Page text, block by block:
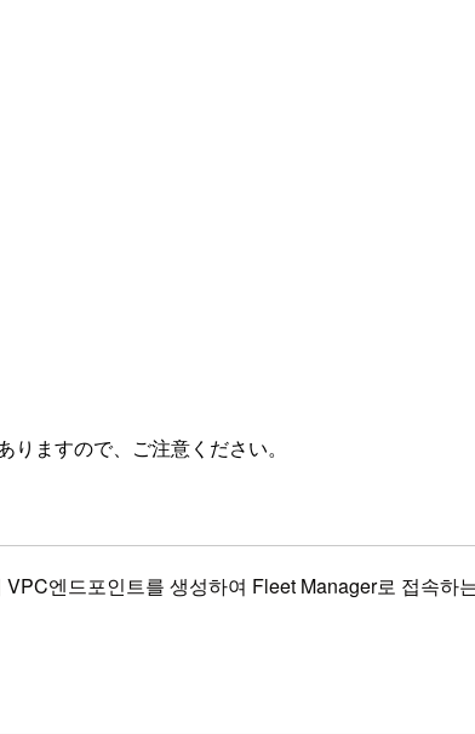
ますので、ご注意ください。
엔드포인트를 생성하여 Fleet Manager로 접속하